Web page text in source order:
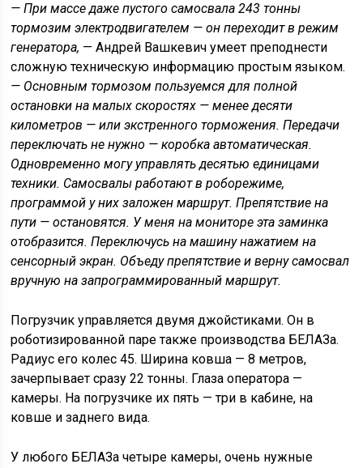
— При массе даже пустого самосвала 243 тонны
тормозим электродвигателем — он переходит в режим
генератора, — Андрей Вашкевич умеет преподнести
сложную техническую информацию простым языком.
— Основным тормозом пользуемся для полной
остановки на малых скоростях — менее десяти
километров — или экстренного торможения. Передачи
переключать не нужно — коробка автоматическая.
Одновременно могу управлять десятью единицами
техники. Самосвалы работают в роборежиме,
программой у них заложен маршрут. Препятствие на
пути — остановятся. У меня на мониторе эта заминка
отобразится. Переключусь на машину нажатием на
сенсорный экран. Объеду препятствие и верну самосвал
вручную на запрограммированный маршрут.
Погрузчик управляется двумя джойстиками. Он в
роботизированной паре также производства БЕЛАЗа.
Радиус его колес 45. Ширина ковша — 8 метров,
зачерпывает сразу 22 тонны. Глаза оператора —
камеры. На погрузчике их пять — три в кабине, на
ковше и заднего вида.
У любого БЕЛАЗа четыре камеры, очень нужные